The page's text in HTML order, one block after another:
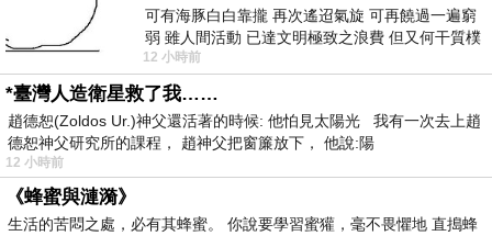
可有海豚白白靠攏 再次遙迢氣旋 可再饒過一遍窮
弱 雖人間活動 已達文明極致之浪費 但又何干質樸
者 只能白白陪葬
12 小時前
*臺灣人造衛星救了我……
趙德恕(Zoldos Ur.)神父還活著的時候: 他怕見太陽光 我有一次去上趙
德恕神父研究所的課程， 趙神父把窗簾放下， 他說:陽
12 小時前
《蜂蜜與漣漪》
生活的苦悶之處，必有其蜂蜜。 你說要學習蜜獾，毫不畏懼地 直搗蜂